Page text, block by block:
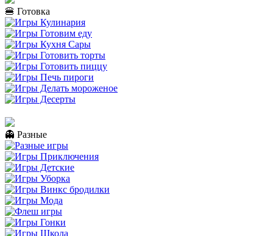
🍔 Готовка
👻 Разные